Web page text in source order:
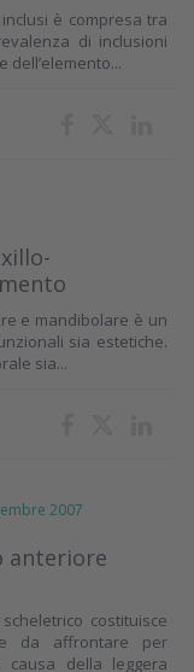
è compresa tra
di inclusioni
e mandibolare è un
sia estetiche.
sia...
2007
anteriore
costituisce
da affrontare per
causa della leggera